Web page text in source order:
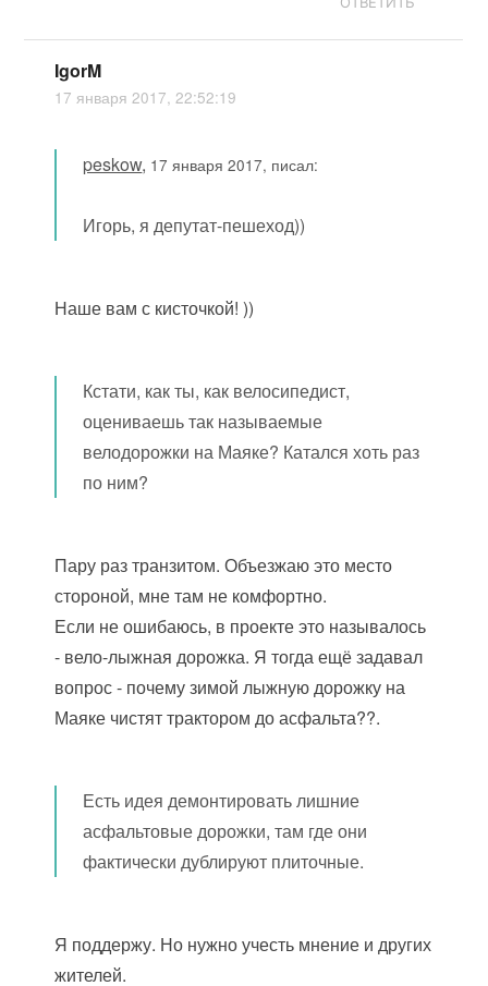
IgorM
17 января 2017, 22:52:19
peskow, 17 января 2017, писал:
Игорь, я депутат-пешеход))
Наше вам с кисточкой! ))
Кстати, как ты, как велосипедист,
оцениваешь так называемые
велодорожки на Маяке? Катался хоть раз
по ним?
Пару раз транзитом. Объезжаю это место
стороной, мне там не комфортно.
Если не ошибаюсь, в проекте это называлось
- вело-лыжная дорожка. Я тогда ещё задавал
вопрос - почему зимой лыжную дорожку на
Маяке чистят трактором до асфальта??.
Есть идея демонтировать лишние
асфальтовые дорожки, там где они
фактически дублируют плиточные.
Я поддержу. Но нужно учесть мнение и других
жителей.